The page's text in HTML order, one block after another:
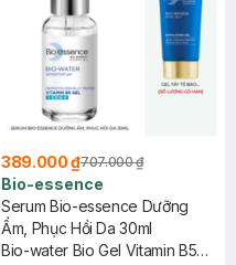
389.000 ₫707.000 ₫
Bio-essence
Serum Bio-essence Dưỡng
Ẩm, Phục Hồi Da 30ml
Bio-water Bio Gel Vitamin B5